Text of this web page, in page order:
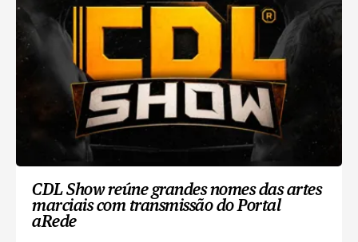
CDL Show reúne grandes nomes das artes
marciais com transmissão do Portal
aRede